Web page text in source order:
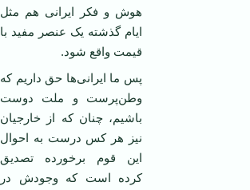
هوش و فکر ایرانی هم مثل
ایام گذشته یک عنصر مفید با
قیمت واقع شود.
پس ما ایرانی‌ها حق داریم که
وطن‌پرست و ملت دوست
باشیم، چنان که از خارجیان
نیز هر کس درست به احوال
این قوم برخورده تصدیق
کرده است که وجودش در